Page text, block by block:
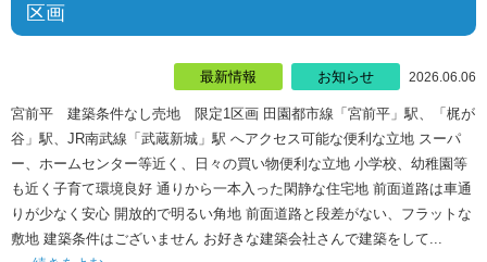
区画
最新情報 お知らせ 2026.06.06
宮前平 建築条件なし売地 限定1区画 田園都市線「宮前平」駅、「梶が
谷」駅、JR南武線「武蔵新城」駅 へアクセス可能な便利な立地 スーパ
ー、ホームセンター等近く、日々の買い物便利な立地 小学校、幼稚園等
も近く子育て環境良好 通りから一本入った閑静な住宅地 前面道路は車通
りが少なく安心 開放的で明るい角地 前面道路と段差がない、フラットな
敷地 建築条件はございません お好きな建築会社さんで建築をして...